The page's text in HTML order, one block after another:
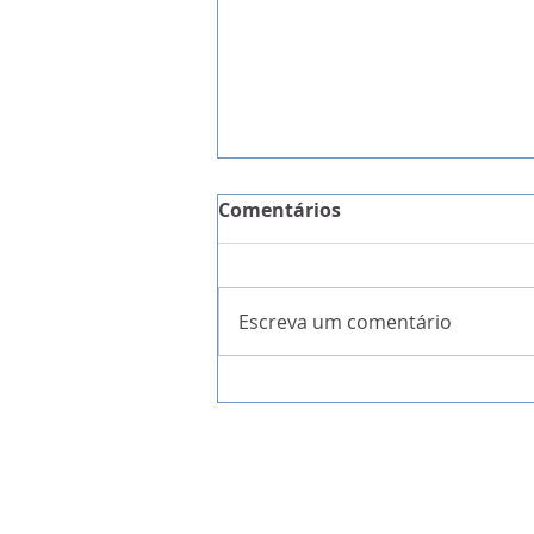
Comentários
Escreva um comentário